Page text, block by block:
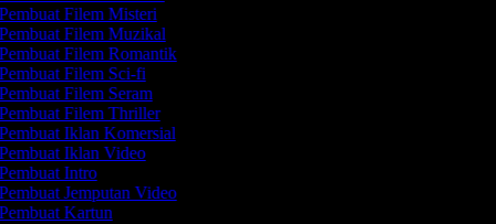
Filem Misteri
Filem Muzikal
Filem Romantik
Filem Sci-fi
Filem Seram
Filem Thriller
Iklan Komersial
Iklan Video
Intro
Jemputan Video
Kartun